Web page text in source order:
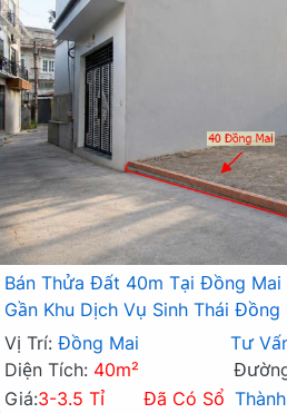
Bán Thửa Đất 40m Tại Đồng Mai
Gần Khu Dịch Vụ Sinh Thái Đồng
Vị Trí: Đồng Mai Tư
Diện Tích: 40m²
Giá:3-3.5 Tỉ Đã Có Sổ